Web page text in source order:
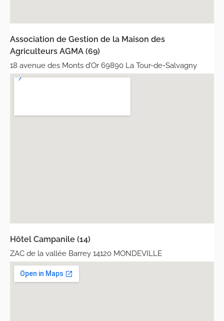
Association de Gestion de la Maison des
Agriculteurs AGMA (69)
18 avenue des Monts d’Or 69890 La Tour-de-Salvagny
Hôtel Campanile (14)
ZAC de la vallée Barrey 14120 MONDEVILLE